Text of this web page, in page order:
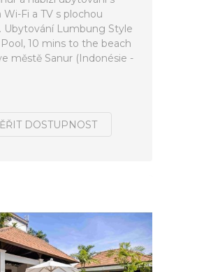
Fi a TV s plochou
Ubytování Lumbung Style
10 mins to the beach
městě Sanur (Indonésie -
DOSTUPNOST